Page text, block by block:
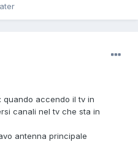
quando accendo il tv in
canali nel tv che sta in
antenna principale